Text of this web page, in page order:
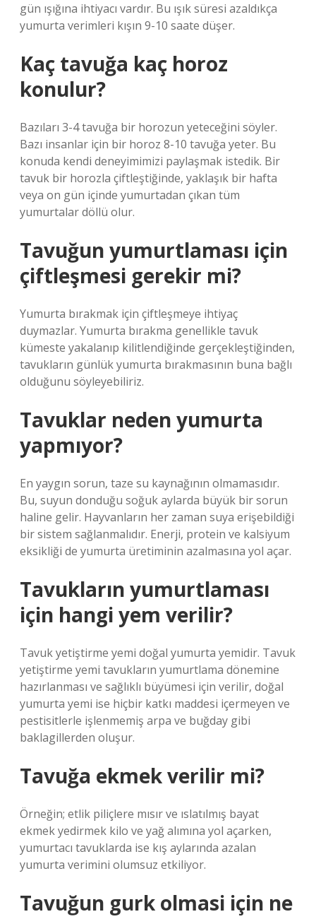
gün ışığına ihtiyacı vardır. Bu ışık süresi azaldıkça
yumurta verimleri kışın 9-10 saate düşer.
Kaç tavuğa kaç horoz
konulur?
Bazıları 3-4 tavuğa bir horozun yeteceğini söyler.
Bazı insanlar için bir horoz 8-10 tavuğa yeter. Bu
konuda kendi deneyimimizi paylaşmak istedik. Bir
tavuk bir horozla çiftleştiğinde, yaklaşık bir hafta
veya on gün içinde yumurtadan çıkan tüm
yumurtalar döllü olur.
Tavuğun yumurtlaması için
çiftleşmesi gerekir mi?
Yumurta bırakmak için çiftleşmeye ihtiyaç
duymazlar. Yumurta bırakma genellikle tavuk
kümeste yakalanıp kilitlendiğinde gerçekleştiğinden,
tavukların günlük yumurta bırakmasının buna bağlı
olduğunu söyleyebiliriz.
Tavuklar neden yumurta
yapmıyor?
En yaygın sorun, taze su kaynağının olmamasıdır.
Bu, suyun donduğu soğuk aylarda büyük bir sorun
haline gelir. Hayvanların her zaman suya erişebildiği
bir sistem sağlanmalıdır. Enerji, protein ve kalsiyum
eksikliği de yumurta üretiminin azalmasına yol açar.
Tavukların yumurtlaması
için hangi yem verilir?
Tavuk yetiştirme yemi doğal yumurta yemidir. Tavuk
yetiştirme yemi tavukların yumurtlama dönemine
hazırlanması ve sağlıklı büyümesi için verilir, doğal
yumurta yemi ise hiçbir katkı maddesi içermeyen ve
pestisitlerle işlenmemiş arpa ve buğday gibi
baklagillerden oluşur.
Tavuğa ekmek verilir mi?
Örneğin; etlik piliçlere mısır ve ıslatılmış bayat
ekmek yedirmek kilo ve yağ alımına yol açarken,
yumurtacı tavuklarda ise kış aylarında azalan
yumurta verimini olumsuz etkiliyor.
Tavuğun gurk olmasi için ne